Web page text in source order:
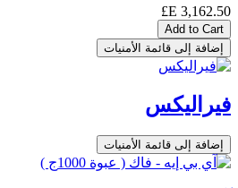
3,162.50
Add to Cart
إضافة إلى قائمة الأمنيات
فيراليكس
إضافة إلى قائمة الأمنيات